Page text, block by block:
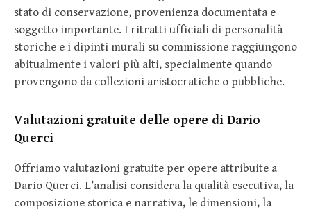
stato di conservazione, provenienza documentata e
soggetto importante. I ritratti ufficiali di personalità
storiche e i dipinti murali su commissione raggiungono
abitualmente i valori più alti, specialmente quando
provengono da collezioni aristocratiche o pubbliche.
Valutazioni gratuite delle opere di Dario
Querci
Offriamo valutazioni gratuite per opere attribuite a
Dario Querci. L’analisi considera la qualità esecutiva, la
composizione storica e narrativa, le dimensioni, la